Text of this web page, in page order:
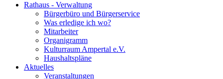
Rathaus - Verwaltung
Bürgerbüro und Bürgerservice
Was erledige ich wo?
Mitarbeiter
Organigramm
Kulturraum Ampertal e.V.
Haushaltspläne
Aktuelles
Veranstaltungen